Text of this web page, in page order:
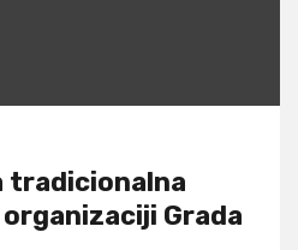
tradicionalna
Grada